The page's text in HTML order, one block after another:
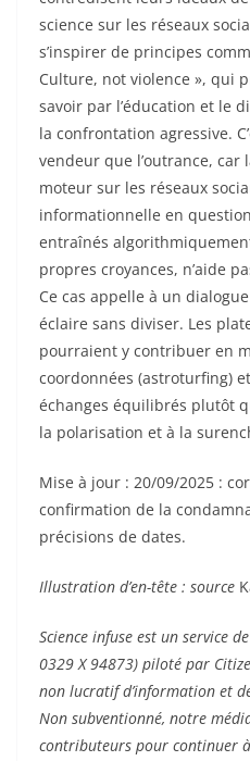
science sur les réseaux
s’inspirer de principes
Culture, not violence », qui
savoir par l’éducation et le
la confrontation agressive.
vendeur que l’outrance, car
moteur sur les réseaux
informationnelle en
entraînés
propres croyances, n’aide
Ce cas appelle à un
éclaire sans diviser. Les
pourraient y contribuer en
coordonnées (astroturfing)
échanges équilibrés plutôt
la polarisation et à la
Mise à jour : 20/09/2025 :
confirmation de la
précisions de dates.
Illustration d’en-tête : source
Science infuse est un service
0329 X 94873) piloté par
non lucratif d’information et
Non subventionné, notre
contributeurs pour continuer